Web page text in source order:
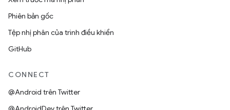
Phiên bản gốc
Tệp nhị phân của trình điều khiển
GitHub
CONNECT
@Android trên Twitter